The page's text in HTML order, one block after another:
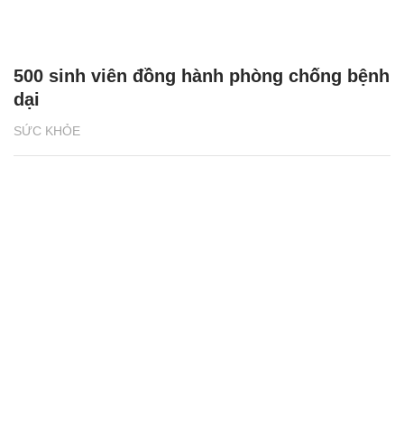
SỨC KHỎE
500 sinh viên đồng hành phòng chống bệnh
dại